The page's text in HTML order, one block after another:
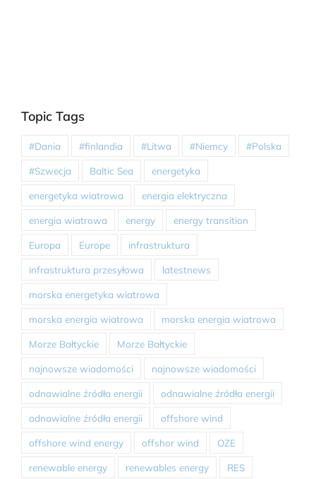
Topic Tags
#Dania #finlandia #Litwa #Niemcy #Polska
#Szwecja Baltic Sea energetyka
energetyka wiatrowa energia elektryczna
energia wiatrowa energy energy transition
Europa Europe infrastruktura
infrastruktura przesyłowa latestnews
morska energetyka wiatrowa
morska energia wiatrowa morska energia wiatrowa
Morze Bałtyckie Morze Bałtyckie
najnowsze wiadomości najnowsze wiadomości
odnawialne źródła energii odnawialne źródła energii
odnawialne źródła energii offshore wind
offshore wind energy offshor wind OZE
renewable energy renewables energy RES